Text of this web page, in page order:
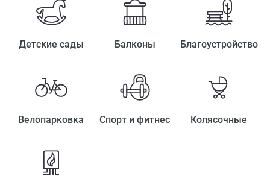
Детские сады Балконы Благоустройство
Велопарковка Спорт и фитнес Колясочные